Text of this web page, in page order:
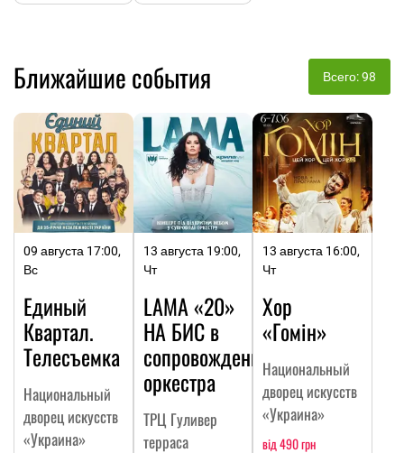
Ближайшие события Всего: 98
09 августа 17:00,
Вс
Единый
Квартал.
Телесъемка
Национальный
дворец искусств
«Украина»
13 августа 19:00,
Чт
LAMA «20»
НА БИC в
сопровождении
оркестра
ТРЦ Гуливер
терраса
13 августа 16:00,
Чт
Хор
«Гомін»
Национальный
дворец искусств
«Украина»
від 490 грн